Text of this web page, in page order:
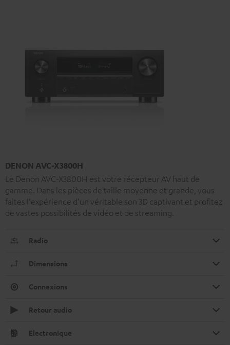
DENON AVC-X3800H
Le Denon AVC-X3800H est votre récepteur AV haut de
gamme. Dans les pièces de taille moyenne et grande, vous
faites l'expérience d'un véritable son 3D captivant et profitez
de vastes possibilités de vidéo et de streaming.
Radio
Dimensions
Connexions
Retour audio
Electronique